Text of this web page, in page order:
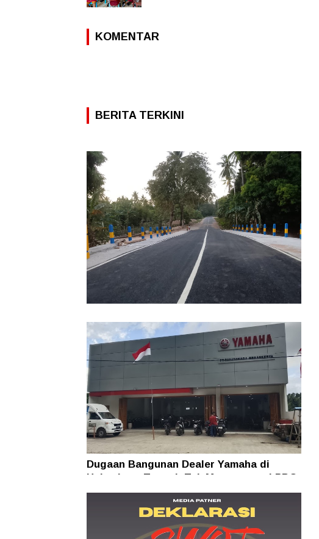
KOMENTAR
BERITA TERKINI
Jembatan Kasango-Beringin Capai 95
Persen, Akses Taliabu Barat Laut Segera
Terhubung
Dugaan Bangunan Dealer Yamaha di
Halmahera Tengah Tak Mengantongi PBG